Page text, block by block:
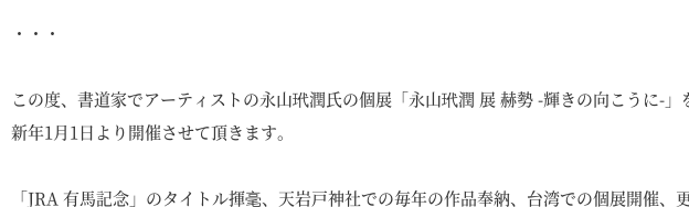
・・・
この度、書道家でアーティストの永山玳潤氏の個展「永山玳潤 展 赫勢 -輝きの向こうに-
新年1月1日より開催させて頂きます。
「JRA 有馬記念」のタイトル揮毫、天岩戸神社での毎年の作品奉納、台湾での個展開催、